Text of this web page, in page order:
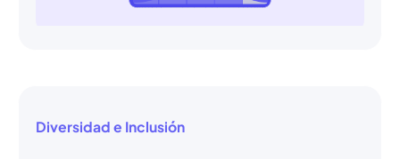
Diversidad e Inclusión